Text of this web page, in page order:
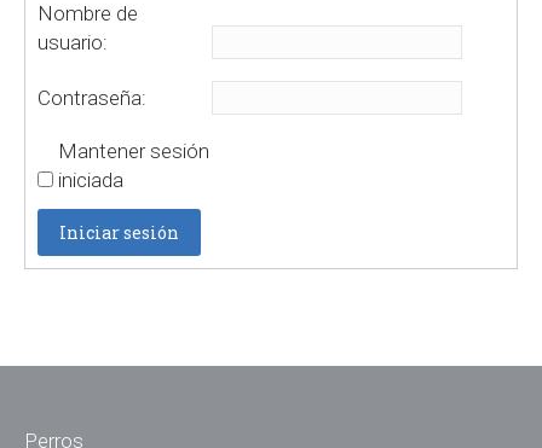
Nombre de
usuario:
Contraseña:
Mantener sesión
iniciada
Iniciar sesión
Perros